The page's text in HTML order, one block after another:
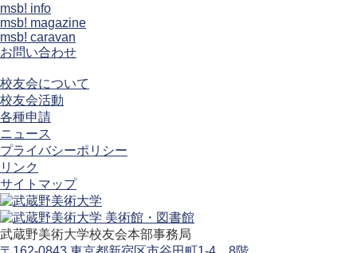
msb! info
msb! magazine
msb! caravan
お問い合わせ
校友会について
校友会活動
各種申請
ニュース
プライバシーポリシー
リンク
サイトマップ
武蔵野美術大学校友会本部事務局